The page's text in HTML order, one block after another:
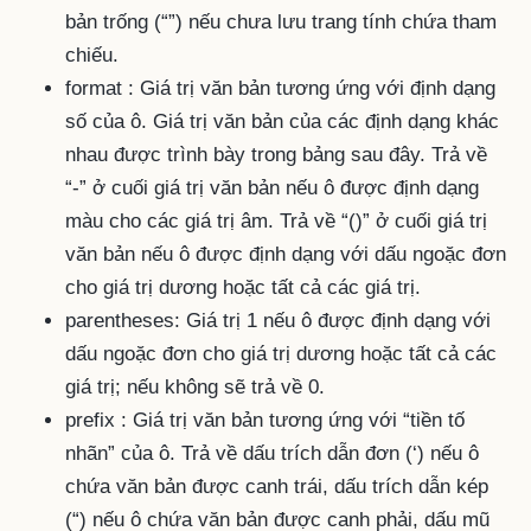
bản trống (“”) nếu chưa lưu trang tính chứa tham
chiếu.
format : Giá trị văn bản tương ứng với định dạng
số của ô. Giá trị văn bản của các định dạng khác
nhau được trình bày trong bảng sau đây. Trả về
“-” ở cuối giá trị văn bản nếu ô được định dạng
màu cho các giá trị âm. Trả về “()” ở cuối giá trị
văn bản nếu ô được định dạng với dấu ngoặc đơn
cho giá trị dương hoặc tất cả các giá trị.
parentheses: Giá trị 1 nếu ô được định dạng với
dấu ngoặc đơn cho giá trị dương hoặc tất cả các
giá trị; nếu không sẽ trả về 0.
prefix : Giá trị văn bản tương ứng với “tiền tố
nhãn” của ô. Trả về dấu trích dẫn đơn (‘) nếu ô
chứa văn bản được canh trái, dấu trích dẫn kép
(“) nếu ô chứa văn bản được canh phải, dấu mũ